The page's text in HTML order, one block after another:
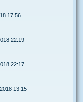
17:56
22:19
22:17
13:15